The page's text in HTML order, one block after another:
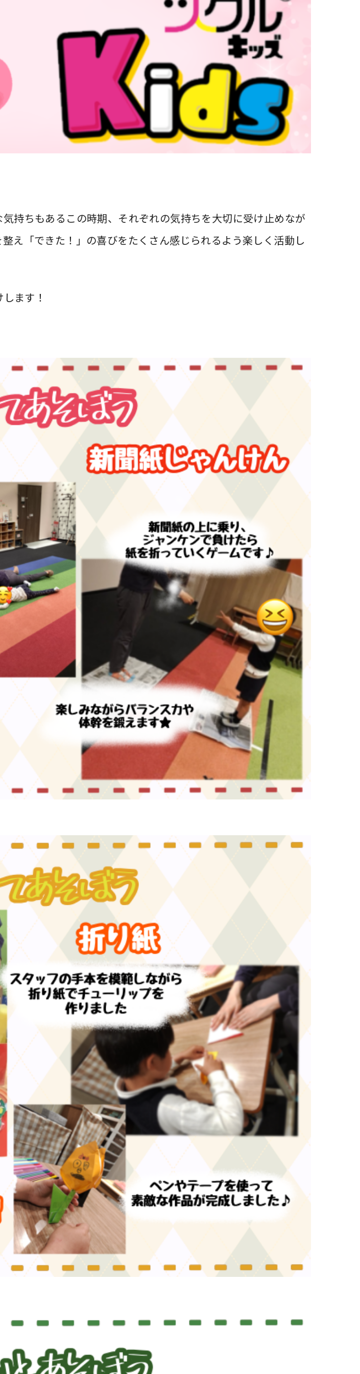
持ちもあるこの時期、それぞれの気持ちを大切に受け止めなが
え「できた！」の喜びをたくさん感じられるよう楽しく活動し
ます！